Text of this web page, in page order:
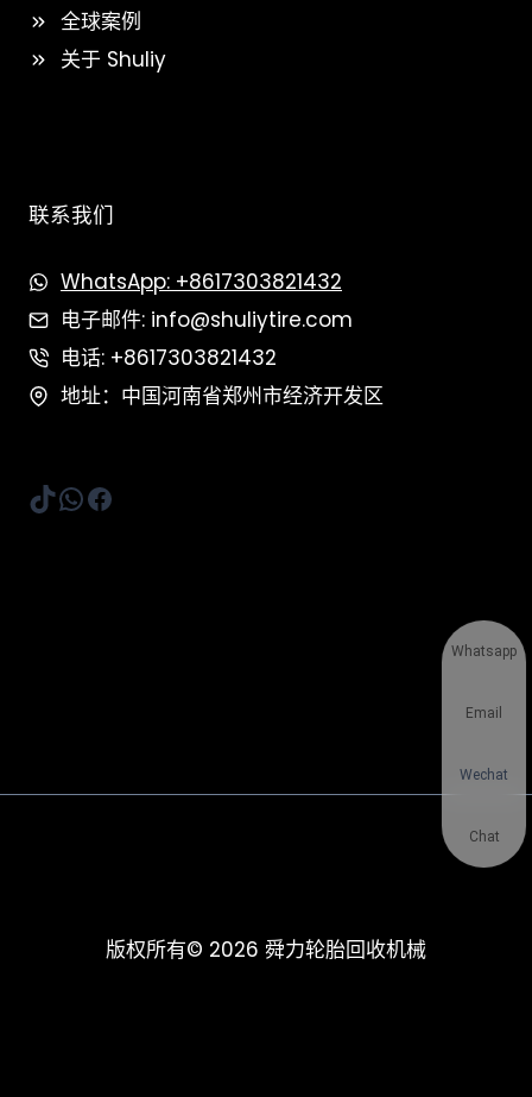
全球案例
关于 Shuliy
联系我们
WhatsApp: +8617303821432
电子邮件: info@shuliytire.com
电话: +8617303821432
地址：中国河南省郑州市经济开发区
TikTok
WhatsApp
Facebook
版权所有© 2026 舜力轮胎回收机械
Whatsapp
Email
Wechat
Chat